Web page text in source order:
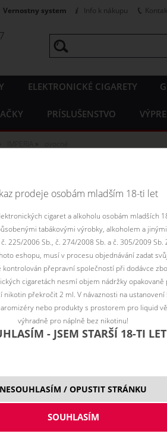
ELEKTRONICKÉ CIGARETY
PRÍSLUŠENSTVO
Vernostny system Info k nákupu
Zoradiť podľa:
Filtr
nie je skladom
nie je skladom
BANANA - Aróma
prodeje osobám mladším 18-ti let
cigaret a alkoholu osobám mladších
tabákovými výrobky, alkoholem a
225/2006 Sb., č. 274/2008 Sb. a č. 305/2009
eshopu, musí v procesu objednávání zadat
kontrolován přepravní společností při dodávce
cigaretách nesmí objem nádržky
překročit 2 ml. V návaznosti na
nebo produkty s prostorem pro liquid
výhradně pro náplně bez nikotinu!
- JSEM STARŠÍ 18-TI LET
NESOUHLASÍM / OPUSTIT STRÁNKU